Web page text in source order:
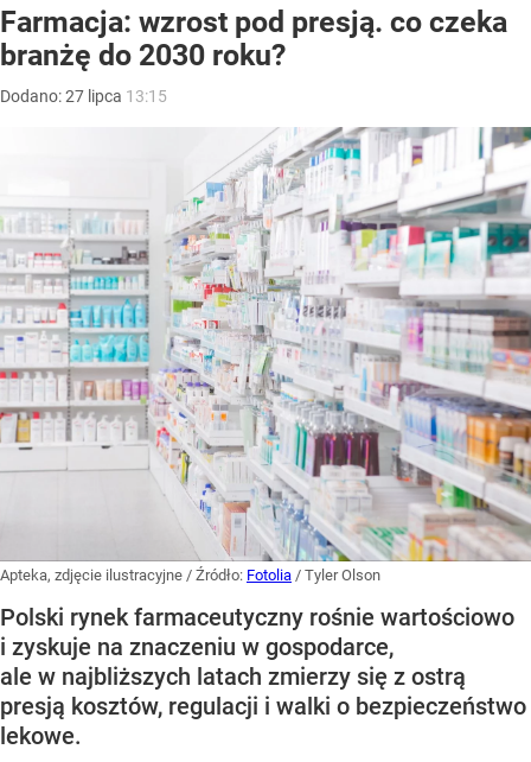
Farmacja: wzrost pod presją. co czeka
branżę do 2030 roku?
Dodano:27 lipca 13:15
Apteka, zdjęcie ilustracyjne / Źródło: Fotolia / Tyler Olson
Polski rynek farmaceutyczny rośnie wartościowo
i zyskuje na znaczeniu w gospodarce,
ale w najbliższych latach zmierzy się z ostrą
presją kosztów, regulacji i walki o bezpieczeństwo
lekowe.